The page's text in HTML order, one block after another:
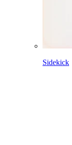
Sidekick